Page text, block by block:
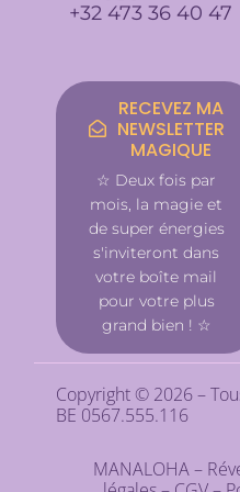
+32 473 36 40 47
RECEVEZ MA
NEWSLETTER
MAGIQUE
☆ Deux fois par
mois, la magie et
de super énergies
s'inviteront dans
votre boîte mail
pour votre plus
grand bien ! ☆
Copyright © 2026 –
BE 0567.555.116
MANALOHA –